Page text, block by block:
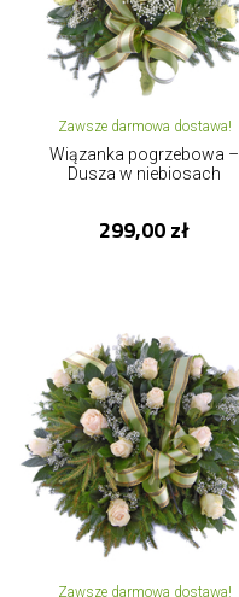
Zawsze darmowa dostawa!
Wiązanka pogrzebowa –
Dusza w niebiosach
299,00 zł
Zawsze darmowa dostawa!